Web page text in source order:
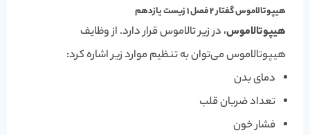
هیپوتالاموس گفتار 2 فصل 1 زیست یازدهم
هیپوتالاموس، در زیر تالاموس قرار دارد. از وظایف
هیپوتالاموس می‌توان به تنظیم موارد زیر اشاره کرد:
دمای بدن
تعداد ضربان قلب
فشار خون